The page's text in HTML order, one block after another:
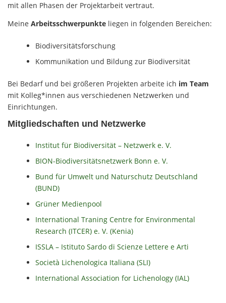
mit allen Phasen der Projektarbeit vertraut.
Meine Arbeitsschwerpunkte liegen in folgenden Bereichen:
Biodiversitätsforschung
Kommunikation und Bildung zur Biodiversität
Bei Bedarf und bei größeren Projekten arbeite ich im Team
mit Kolleg*innen aus verschiedenen Netzwerken und
Einrichtungen.
Mitgliedschaften und Netzwerke
Institut für Biodiversität – Netzwerk e. V.
BION-Biodiversitätsnetzwerk Bonn e. V.
Bund für Umwelt und Naturschutz Deutschland
(BUND)
Grüner Medienpool
International Traning Centre for Environmental
Research (ITCER) e. V. (Kenia)
ISSLA – Istituto Sardo di Scienze Lettere e Arti
Società Lichenologica Italiana (SLI)
International Association for Lichenology (IAL)